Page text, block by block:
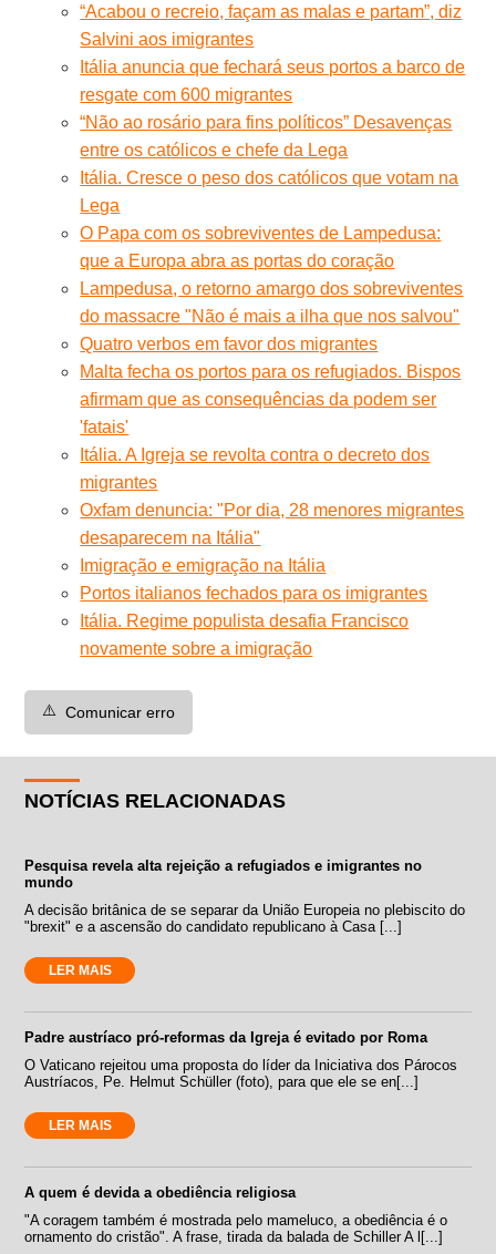
“Acabou o recreio, façam as malas e partam”, diz
Salvini aos imigrantes
Itália anuncia que fechará seus portos a barco de
resgate com 600 migrantes
“Não ao rosário para fins políticos” Desavenças
entre os católicos e chefe da Lega
Itália. Cresce o peso dos católicos que votam na
Lega
O Papa com os sobreviventes de Lampedusa:
que a Europa abra as portas do coração
Lampedusa, o retorno amargo dos sobreviventes
do massacre "Não é mais a ilha que nos salvou"
Quatro verbos em favor dos migrantes
Malta fecha os portos para os refugiados. Bispos
afirmam que as consequências da podem ser
'fatais'
Itália. A Igreja se revolta contra o decreto dos
migrantes
Oxfam denuncia: "Por dia, 28 menores migrantes
desaparecem na Itália"
Imigração e emigração na Itália
Portos italianos fechados para os imigrantes
Itália. Regime populista desafia Francisco
novamente sobre a imigração
⚠️ Comunicar erro
NOTÍCIAS RELACIONADAS
Pesquisa revela alta rejeição a refugiados e imigrantes no
mundo
A decisão britânica de se separar da União Europeia no plebiscito do
"brexit" e a ascensão do candidato republicano à Casa [...]
LER MAIS
Padre austríaco pró-reformas da Igreja é evitado por Roma
O Vaticano rejeitou uma proposta do líder da Iniciativa dos Párocos
Austríacos, Pe. Helmut Schüller (foto), para que ele se en[...]
LER MAIS
A quem é devida a obediência religiosa
"A coragem também é mostrada pelo mameluco, a obediência é o
ornamento do cristão". A frase, tirada da balada de Schiller A l[...]